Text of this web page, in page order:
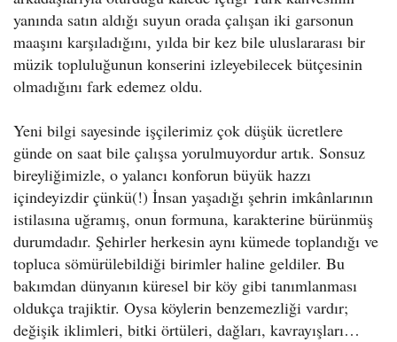
yanında satın aldığı suyun orada çalışan iki garsonun
maaşını karşıladığını, yılda bir kez bile uluslararası bir
müzik topluluğunun konserini izleyebilecek bütçesinin
olmadığını fark edemez oldu.
Yeni bilgi sayesinde işçilerimiz çok düşük ücretlere
günde on saat bile çalışsa yorulmuyordur artık. Sonsuz
bireyliğimizle, o yalancı konforun büyük hazzı
içindeyizdir çünkü(!) İnsan yaşadığı şehrin imkânlarının
istilasına uğramış, onun formuna, karakterine bürünmüş
durumdadır. Şehirler herkesin aynı kümede toplandığı ve
topluca sömürülebildiği birimler haline geldiler. Bu
bakımdan dünyanın küresel bir köy gibi tanımlanması
oldukça trajiktir. Oysa köylerin benzemezliği vardır;
değişik iklimleri, bitki örtüleri, dağları, kavrayışları…